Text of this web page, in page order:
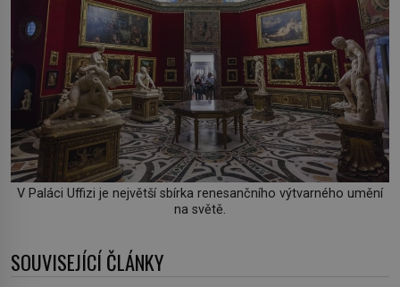
V Paláci Uffizi je největší sbírka renesančního výtvarného umění
na světě.
SOUVISEJÍCÍ ČLÁNKY